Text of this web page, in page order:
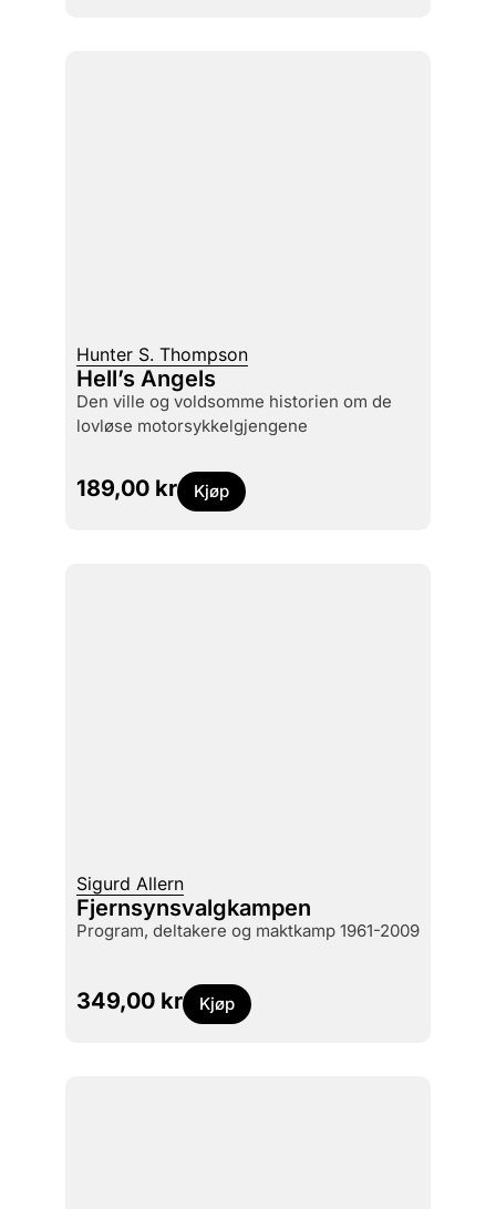
Hunter S. Thompson
Hell’s Angels
den ville og voldsomme historien om de
lovløse motorsykkelgjengene
189,00 kr Kjøp
Sigurd Allern
Fjernsynsvalgkampen
program, deltakere og maktkamp 1961-2009
349,00 kr Kjøp